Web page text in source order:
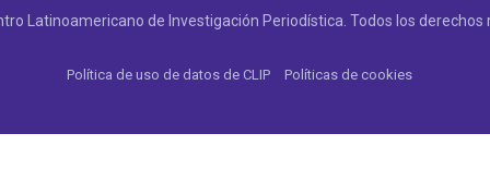
Latinoamericano de Investigación Periodística. Todos los derechos
Política de uso de datos de CLIP Políticas de cookies